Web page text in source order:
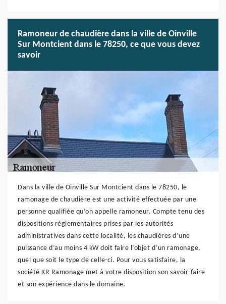
Ramoneur de chaudière dans la ville de Oinville
Sur Montcient dans le 78250, ce que vous devez
savoir
Dans la ville de Oinville Sur Montcient dans le 78250, le
ramonage de chaudière est une activité effectuée par une
personne qualifiée qu’on appelle ramoneur. Compte tenu des
dispositions réglementaires prises par les autorités
administratives dans cette localité, les chaudières d’une
puissance d’au moins 4 kW doit faire l’objet d’un ramonage,
quel que soit le type de celle-ci. Pour vous satisfaire, la
société KR Ramonage met à votre disposition son savoir-faire
et son expérience dans le domaine.